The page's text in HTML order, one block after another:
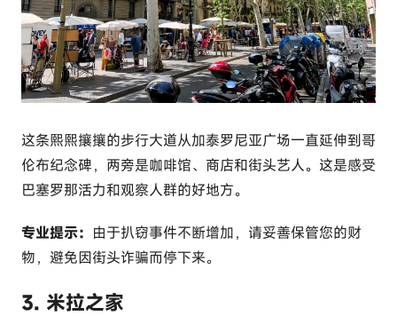
这条熙熙攘攘的步行大道从加泰罗尼亚广场一直延伸到哥
伦布纪念碑，两旁是咖啡馆、商店和街头艺人。这是感受
巴塞罗那活力和观察人群的好地方。
专业提示： 由于扒窃事件不断增加，请妥善保管您的财
物，避免因街头诈骗而停下来。
3. 米拉之家